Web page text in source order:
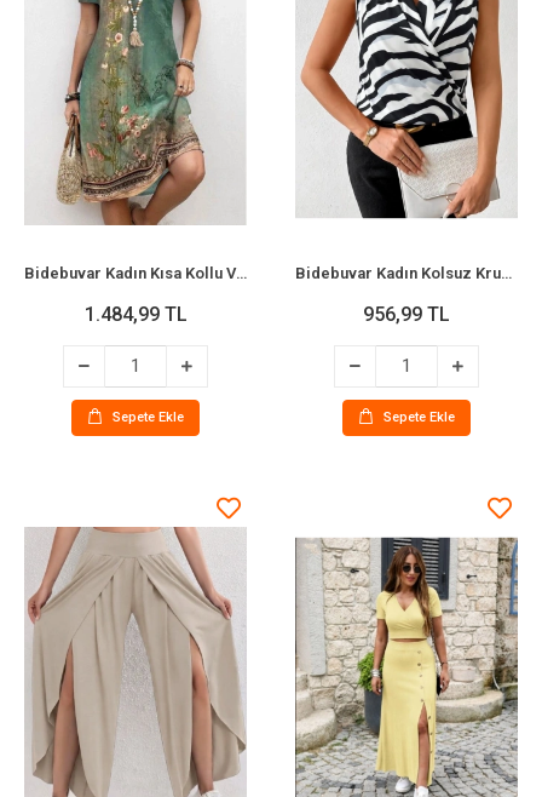
Bidebuvar Kadın Kısa Kollu V Yakalı Desenli Süprem Elbise
1.484,99 TL
Sepete Ekle
Bidebuvar Kadın Kolsuz Kruvaze Yakalı Desenli Sandy Bluz
956,99 TL
Sepete Ekle